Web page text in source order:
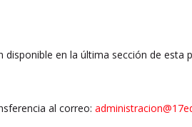
disponible en la última sección de
al correo: